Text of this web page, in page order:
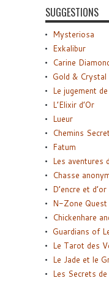
SUGGESTIONS
Mysteriosa
Exkalibur
Carine
Gold & Crystal
Le jugement
L’Elixir d’Or
Lueur
Chemins
Fatum
Les aventures
Chasse
D’encre et d’or
N-Zone Quest
Chickenhare
Guardians of
Le Tarot des
Le Jade et le
Les Secrets de